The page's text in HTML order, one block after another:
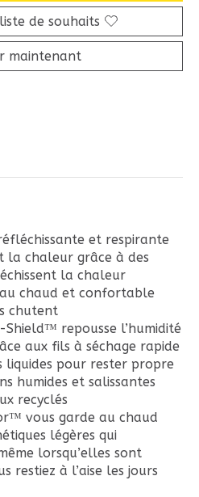
de souhaits
maintenant
et respirante
chaleur grâce à des
la chaleur
chaud et confortable
chutent
repousse l’humidité
aux fils à séchage rapide
liquides pour rester propre
humides et salissantes
recyclés
vous garde au chaud
légères qui
lorsqu’elles sont
restiez à l’aise les jours